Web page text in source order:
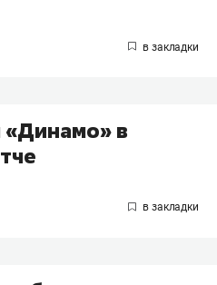
«Динамо» в